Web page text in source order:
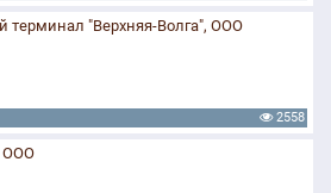
терминал "Верхняя-Волга", ООО
2558
ООО